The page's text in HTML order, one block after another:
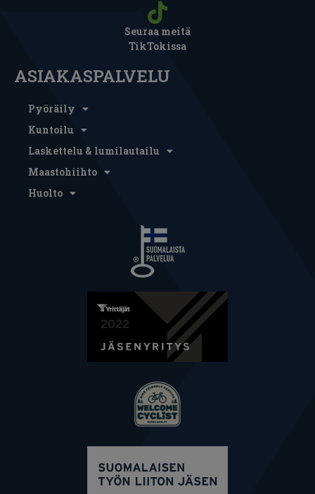
Seuraa meitä
TikTokissa
ASIAKASPALVELU
Pyöräily
Kuntoilu
Laskettelu & lumilautailu
Maastohiihto
Huolto